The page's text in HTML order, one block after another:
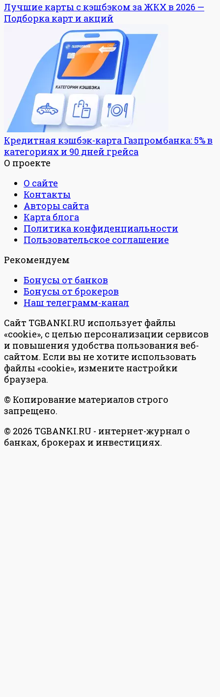
Лучшие карты с кэшбэком за ЖКХ в 2026 —
Подборка карт и акций
Кредитная кэшбэк-карта Газпромбанка: 5% в
категориях и 90 дней грейса
О проекте
О сайте
Контакты
Авторы сайта
Карта блога
Политика конфиденциальности
Пользовательское соглашение
Рекомендуем
Бонусы от банков
Бонусы от брокеров
Наш телеграмм-канал
Сайт TGBANKI.RU использует файлы
«cookie», с целью персонализации сервисов
и повышения удобства пользования веб-
сайтом. Если вы не хотите использовать
файлы «cookie», измените настройки
браузера.
© Копирование материалов строго
запрещено.
© 2026 TGBANKI.RU - интернет-журнал о
банках, брокерах и инвестициях.